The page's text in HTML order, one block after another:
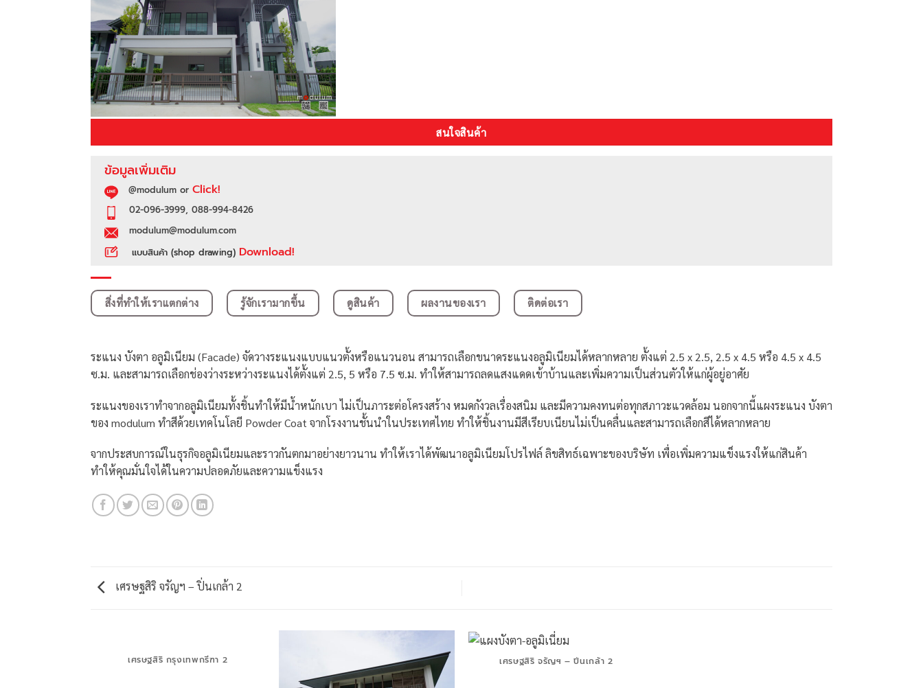
สนใจสินค้า
ข้อมูลเพิ่มเติม
@modulum or Click!
02-096-3999, 088-994-8426
modulum@modulum.com
แบบสินค้า (shop drawing) Download!
สิ่งที่ทำให้เราแตกต่าง รู้จักเรามากขึ้น ดูสินค้า ผลงานของเรา ติดต่อเรา
ระแนง บังตา อลูมิเนียม (Facade) จัดวางระแนงแบบแนวตั้งหรือแนวนอน สามารถเลือกขนาดระแนงอลูมิเนียมได้หลากหลาย ตั้งแต่ 2.5 x 2.5, 2.5 x 4.5 หรือ 4.5 x 4.5
ซ.ม. และสามารถเลือกช่องว่างระหว่างระแนงได้ตั้งแต่ 2.5, 5 หรือ 7.5 ซ.ม. ทำให้สามารถลดแสงแดดเข้าบ้านและเพิ่มความเป็นส่วนตัวให้แก่ผู้อยู่อาศัย
ระแนงของเราทำจากอลูมิเนียมทั้งชิ้นทำให้มีน้ำหนักเบา ไม่เป็นภาระต่อโครงสร้าง หมดกังวลเรื่องสนิม และมีความคงทนต่อทุกสภาวะแวดล้อม นอกจากนี้แผงระแนง บังตา
ของ modulum ทำสีด้วยเทคโนโลยี Powder Coat จากโรงงานชั้นนำในประเทศไทย ทำให้ชิ้นงานมีสีเรียบเนียนไม่เป็นคลื่นและสามารถเลือกสีได้หลากหลาย
จากประสบการณ์ในธุรกิจอลูมิเนียมและราวกันตกมาอย่างยาวนาน ทำให้เราได้พัฒนาอลูมิเนียมโปรไฟล์ ลิขสิทธ์เฉพาะของบริษัท เพื่อเพิ่มความแข็งแรงให้แก่สินค้า
ทำให้คุณมั่นใจได้ในความปลอดภัยและความแข็งแรง
เศรษฐสิริ จรัญฯ – ปิ่นเกล้า 2
เศรษฐสิริ กรุงเทพกรีฑา 2 เศรษฐสิริ จรัญฯ – ปิ่นเกล้า 2